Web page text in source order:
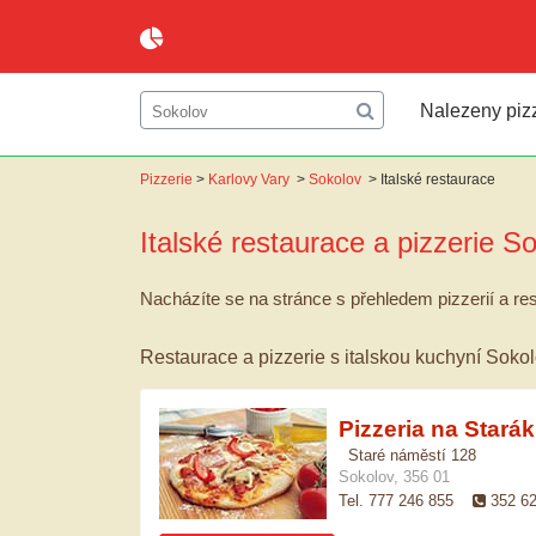
Nalezeny
Pizzerie > Karlovy Vary > Sokolov > Italské restaurace
Italské restaurace a pizzerie
Nacházíte se na stránce s přehledem pizzerií a
Restaurace a pizzerie s italskou kuchyní
Pizzeria na
Staré náměstí 128
Sokolov, 356 01
Tel. 777 246 855
352